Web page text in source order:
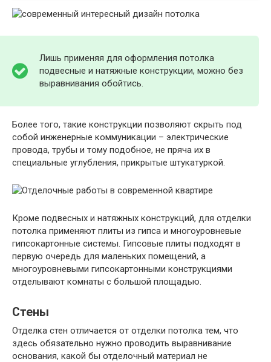
Лишь применяя для оформления потолка
подвесные и натяжные конструкции, можно без
выравнивания обойтись.
Более того, такие конструкции позволяют скрыть под
собой инженерные коммуникации – электрические
провода, трубы и тому подобное, не пряча их в
специальные углубления, прикрытые штукатуркой.
Кроме подвесных и натяжных конструкций, для отделки
потолка применяют плиты из гипса и многоуровневые
гипсокартонные системы. Гипсовые плиты подходят в
первую очередь для маленьких помещений, а
многоуровневыми гипсокартонными конструкциями
отделывают комнаты с большой площадью.
Стены
Отделка стен отличается от отделки потолка тем, что
здесь обязательно нужно проводить выравнивание
основания, какой бы отделочный материал не